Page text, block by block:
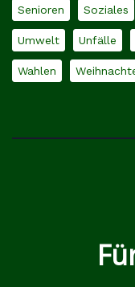
Senioren Soziales
Umwelt Unfälle
Wahlen